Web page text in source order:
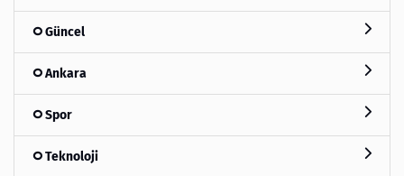
Güncel
Ankara
Spor
Teknoloji